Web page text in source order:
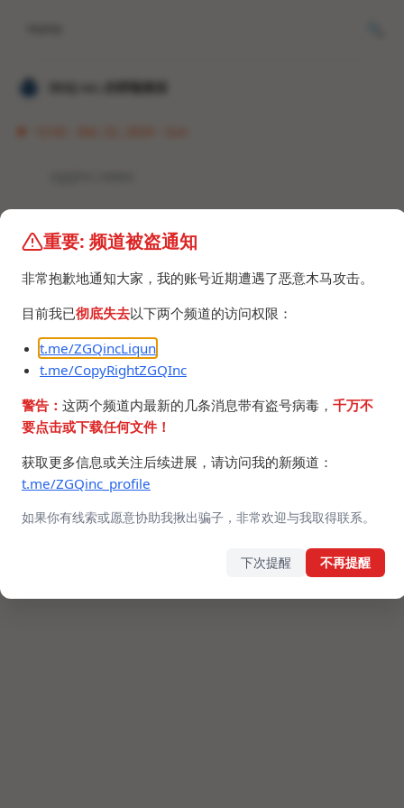
𝐙𝐆𝐐 ɪɴᴄ.的唠嗑频道
重要: 频道被盗通知
非常抱歉地通知大家，我的账号近期遭遇了恶意木马攻击。
目前我已彻底失去以下两个频道的访问权限：
t.me/ZGQincLiqun
t.me/CopyRightZGQInc
警告： 这两个频道内最新的几条消息带有盗号病毒， 千万不
要点击或下载任何文件！
获取更多信息或关注后续进展，请访问我的新频道：
t.me/ZGQinc_profile
如果你有线索或愿意协助我揪出骗子，非常欢迎与我取得联系。
下次提醒 不再提醒